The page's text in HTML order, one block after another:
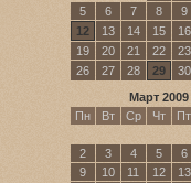
5
6 7 8
9
12
13 14 15
16
19
20 21 22
23
26
27 28 29
30
Март 2009
Пн
Вт Ср Чт Пт
2 3 4 5
6
9
10 11 12
13